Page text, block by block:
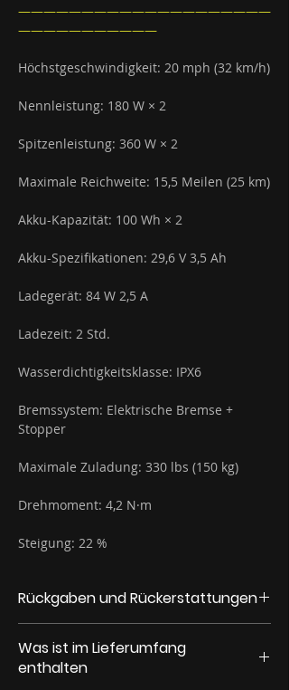
————————————————————
———————————
Höchstgeschwindigkeit: 20 mph (32 km/h)
Nennleistung: 180 W × 2
Spitzenleistung: 360 W × 2
Maximale Reichweite: 15,5 Meilen (25 km)
Akku-Kapazität: 100 Wh × 2
Akku-Spezifikationen: 29,6 V 3,5 Ah
Ladegerät: 84 W 2,5 A
Ladezeit: 2 Std.
Wasserdichtigkeitsklasse: IPX6
Bremssystem: Elektrische Bremse +
Stopper
Maximale Zuladung: 330 lbs (150 kg)
Drehmoment: 4,2 N·m
Steigung: 22 %
Rückgaben und Rückerstattungen
und erhalten nur dann eine
Rückerstattung, wenn die Produkte noch
Was ist im Lieferumfang
enthalten